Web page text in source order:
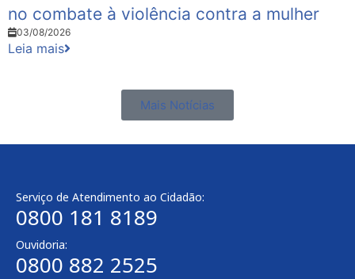
no combate à violência contra a mulher
03/08/2026
Leia mais
Mais Notícias
Serviço de Atendimento ao Cidadão:
0800 181 8189
Ouvidoria:
0800 882 2525